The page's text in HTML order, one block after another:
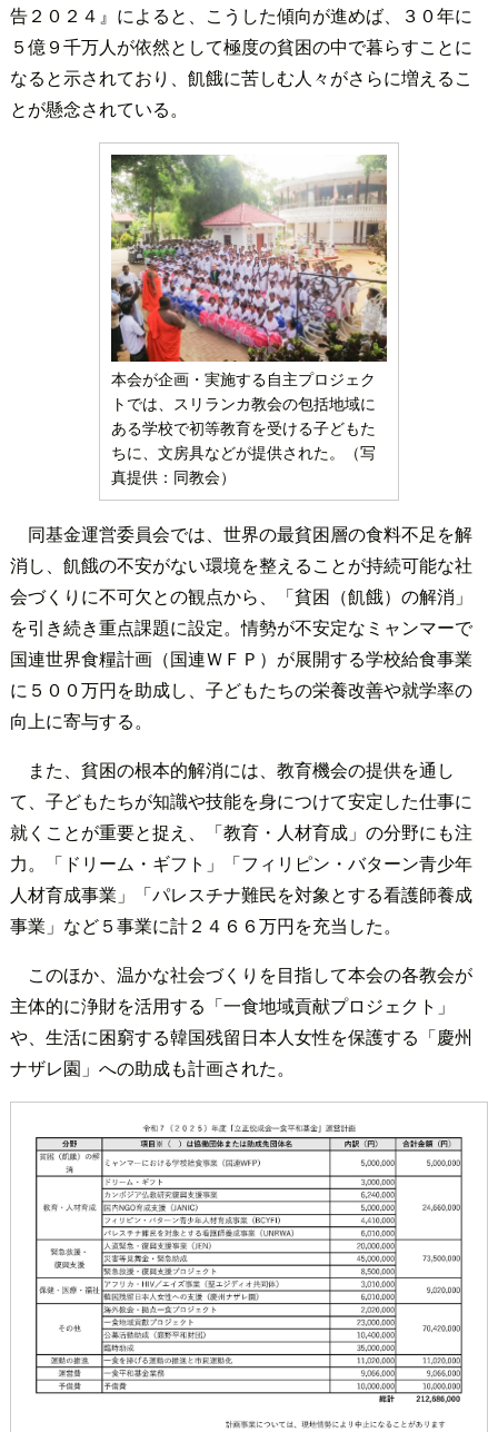
告２０２４』によると、こうした傾向が進めば、３０年に
５億９千万人が依然として極度の貧困の中で暮らすことに
なると示されており、飢餓に苦しむ人々がさらに増えるこ
とが懸念されている。
本会が企画・実施する自主プロジェク
トでは、スリランカ教会の包括地域に
ある学校で初等教育を受ける子どもた
ちに、文房具などが提供された。（写
真提供：同教会）
同基金運営委員会では、世界の最貧困層の食料不足を解
消し、飢餓の不安がない環境を整えることが持続可能な社
会づくりに不可欠との観点から、「貧困（飢餓）の解消」
を引き続き重点課題に設定。情勢が不安定なミャンマーで
国連世界食糧計画（国連ＷＦＰ）が展開する学校給食事業
に５００万円を助成し、子どもたちの栄養改善や就学率の
向上に寄与する。
また、貧困の根本的解消には、教育機会の提供を通し
て、子どもたちが知識や技能を身につけて安定した仕事に
就くことが重要と捉え、「教育・人材育成」の分野にも注
力。「ドリーム・ギフト」「フィリピン・バターン青少年
人材育成事業」「パレスチナ難民を対象とする看護師養成
事業」など５事業に計２４６６万円を充当した。
このほか、温かな社会づくりを目指して本会の各教会が
主体的に浄財を活用する「一食地域貢献プロジェクト」
や、生活に困窮する韓国残留日本人女性を保護する「慶州
ナザレ園」への助成も計画された。